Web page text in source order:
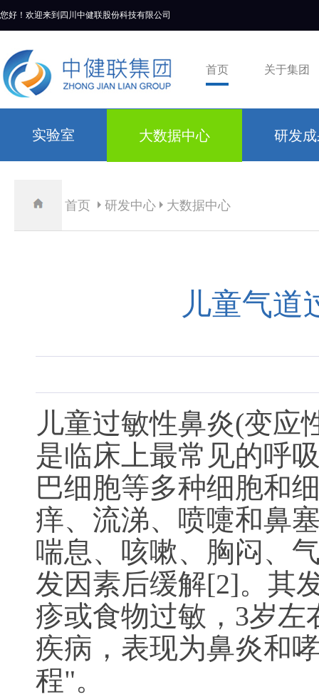
您好！欢迎来到四川中健联股份科技有限公司
首页 关于集团
实验室 大数据中心 研发
首页 研发中心 大数据中心
儿童气道
儿童过敏性鼻炎(变应
是临床上最常见的呼
巴细胞等多种细胞和
痒、流涕、喷嚏和鼻
喘息、咳嗽、胸闷、
发因素后缓解[2]。其
疹或食物过敏，3岁
疾病，表现为鼻炎和
程"。